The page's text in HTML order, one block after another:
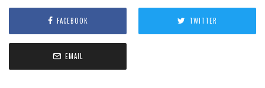
FACEBOOK TWITTER
EMAIL